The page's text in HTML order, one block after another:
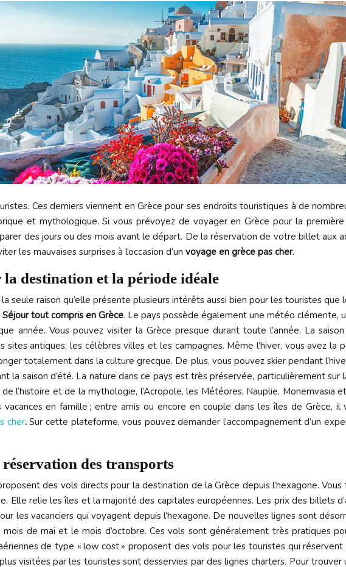
Ces derniers viennent en Grèce pour ses endroits touristiques à de
et mythologique. Si vous prévoyez de voyager en Grèce pour la
des jours ou des mois avant le départ. De la réservation de votre billet aux
les mauvaises surprises à l’occasion d’un voyage en grèce pas cher.
destination et la période idéale
seule raison qu’elle présente plusieurs intérêts aussi bien pour les touristes que
Séjour tout compris en Grèce. Le pays possède également une météo clémente,
année. Vous pouvez visiter la Grèce presque durant toute l’année. La
antiques, les célèbres villes et les campagnes. Même l’hiver, vous avez la
totalement dans la culture grecque. De plus, vous pouvez skier pendant
la saison d’été. La nature dans ce pays est très préservée, particulièrement
l’histoire et de la mythologie, l’Acropole, les Météores, Nauplie, Monemvasia
en famille ; entre amis ou encore en couple dans les îles de Grèce,
cher.Sur cette plateforme, vous pouvez demander l’accompagnement d’un
réservation des transports
des vols directs pour la destination de la Grèce depuis l’hexagone.
Elle relie les îles et la majorité des capitales européennes. Les prix des billets
les vacanciers qui voyagent depuis l’hexagone. De nouvelles lignes sont
mois de mai et le mois d’octobre. Ces vols sont généralement très pratiques
de type « low cost » proposent des vols pour les touristes qui réservent
visitées par les touristes sont desservies par des lignes charters. Pour